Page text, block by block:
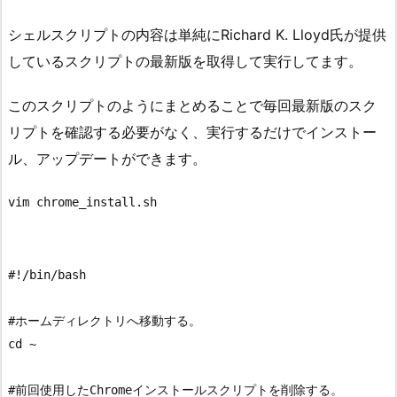
シェルスクリプトの内容は単純にRichard K. Lloyd氏が提供
しているスクリプトの最新版を取得して実行してます。
このスクリプトのようにまとめることで毎回最新版のスク
リプトを確認する必要がなく、実行するだけでインストー
ル、アップデートができます。
#!/bin/bash
#ホームディレクトリへ移動する。
cd ~
#前回使用したChromeインストールスクリプトを削除する。